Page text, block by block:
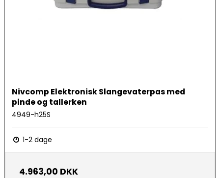
Nivcomp Elektronisk Slangevaterpas med
pinde og tallerken
4949-h25S
1-2 dage
4.963,00 DKK